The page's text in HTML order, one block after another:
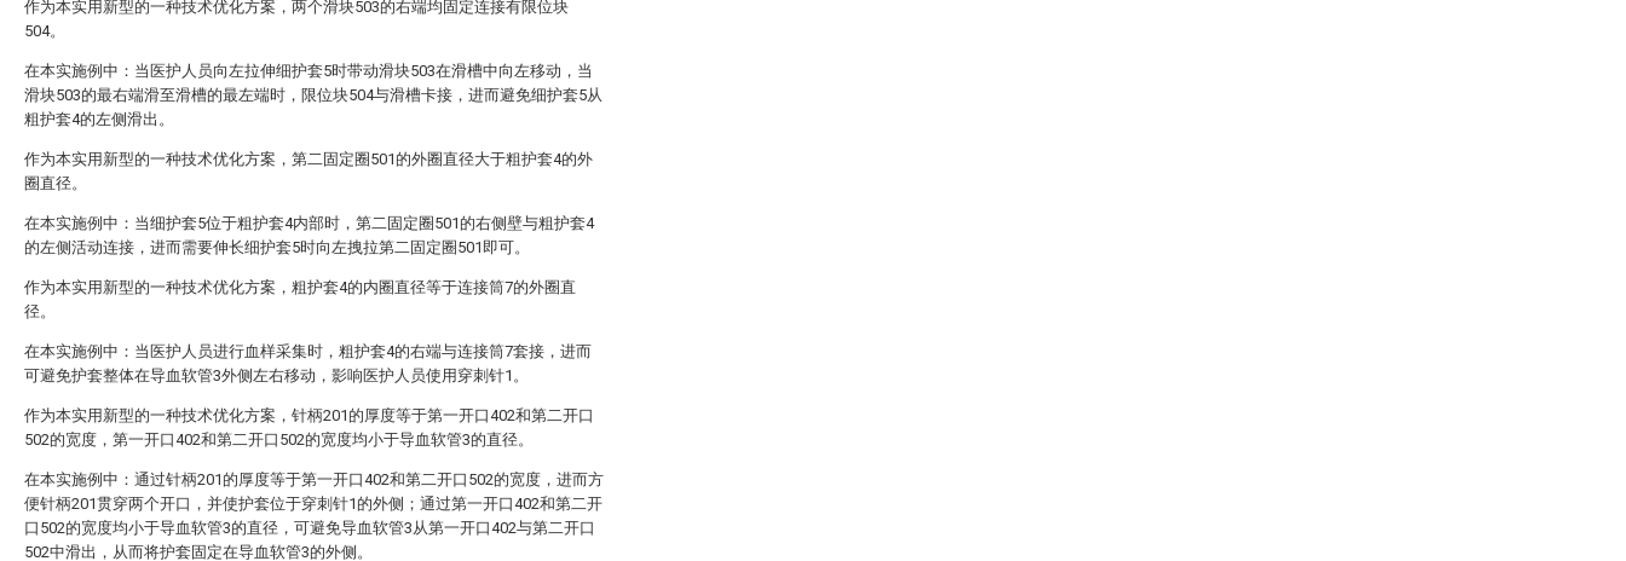
作为本实用新型的一种技术优化方案，两个滑块503的右端均固定连接有限位块
504。
在本实施例中：当医护人员向左拉伸细护套5时带动滑块503在滑槽中向左移动，当
滑块503的最右端滑至滑槽的最左端时，限位块504与滑槽卡接，进而避免细护套5从
粗护套4的左侧滑出。
作为本实用新型的一种技术优化方案，第二固定圈501的外圈直径大于粗护套4的外
圈直径。
在本实施例中：当细护套5位于粗护套4内部时，第二固定圈501的右侧壁与粗护套4
的左侧活动连接，进而需要伸长细护套5时向左拽拉第二固定圈501即可。
作为本实用新型的一种技术优化方案，粗护套4的内圈直径等于连接筒7的外圈直
径。
在本实施例中：当医护人员进行血样采集时，粗护套4的右端与连接筒7套接，进而
可避免护套整体在导血软管3外侧左右移动，影响医护人员使用穿刺针1。
作为本实用新型的一种技术优化方案，针柄201的厚度等于第一开口402和第二开口
502的宽度，第一开口402和第二开口502的宽度均小于导血软管3的直径。
在本实施例中：通过针柄201的厚度等于第一开口402和第二开口502的宽度，进而方
便针柄201贯穿两个开口，并使护套位于穿刺针1的外侧；通过第一开口402和第二开
口502的宽度均小于导血软管3的直径，可避免导血软管3从第一开口402与第二开口
502中滑出，从而将护套固定在导血软管3的外侧。